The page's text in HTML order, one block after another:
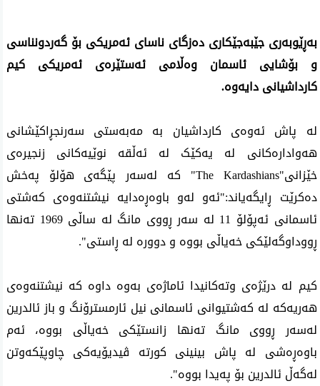
بەڕێوبەری جێبەجێکاری دەزگای ناسای ئەمریکی بۆ گەردونناسی
و بۆشایی ئاسمان وەڵامی ئەستێرەی ئەمریکی کیم
کارداشیانی دایەوە.
لە پاش ئەوەی کارداشیان بە مەبەستی سەرنجڕاکێشانی
هەوادارەکانی لە یەکێک لە ئەڵقە نوێیەکانی زنجیرەی
خێزانی"The Kardashians" کە لەسەر پێگەی هۆلۆ پەخش
دەکرێت ڕایگەیاند:"ئەو لەو باوەڕەدایە نیشتنەوەی کەشتی
ئاسمانی ئەپۆلۆ 11 لە سەر ڕووی مانگ لە ساڵی 1969 تەنها
ڕووداوگەلێکی خەیاڵی بووە و دوورە لە ڕاستی".
کیم لە درێژەی وتەکانیدا ئاماژەی بەوە داوە کە نیشتنەوەی
هەریەکە لە کەشتیوانی ئاسمانی نیل ئارمسترۆنگ و باز ئالدرین
لەسەر ڕووی مانگ تەنها زانستێکی خەیاڵی بووە، ئەم
باوەڕەشی لە پاش بینینی کورتە ڤیدیۆیەکی چاوپێکەوتن
لەگەڵ ئالدرین بۆ پەیدا بووە".